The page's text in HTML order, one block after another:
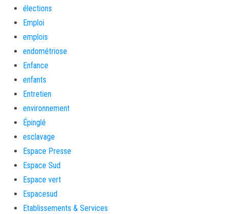
élections
Emploi
emplois
endométriose
Enfance
enfants
Entretien
environnement
Épinglé
esclavage
Espace Presse
Espace Sud
Espace vert
Espacesud
Etablissements & Services